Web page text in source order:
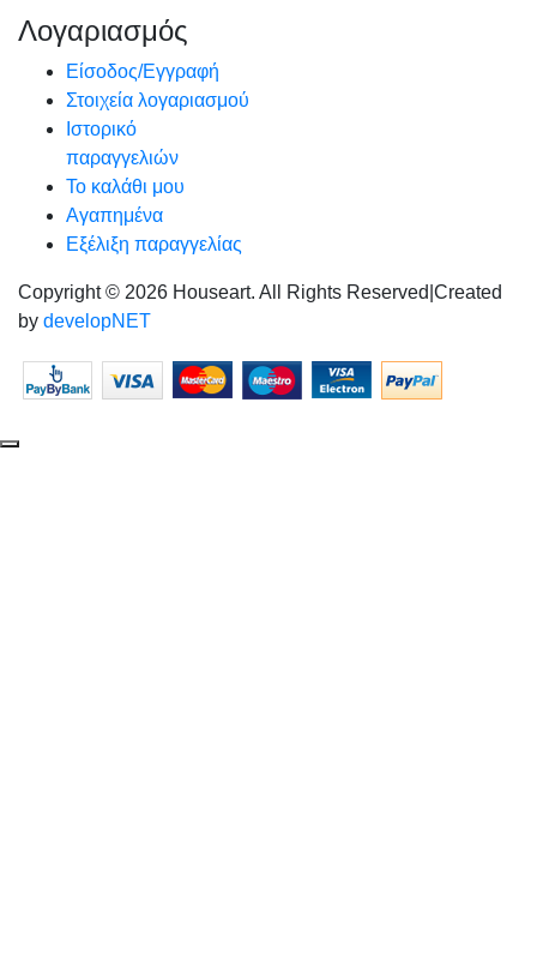
Λογαριασμός
Είσοδος/Εγγραφή
Στοιχεία λογαριασμού
Ιστορικό
παραγγελιών
Το καλάθι μου
Αγαπημένα
Εξέλιξη παραγγελίας
Copyright © 2026 Houseart. All Rights Reserved Created
by developNET